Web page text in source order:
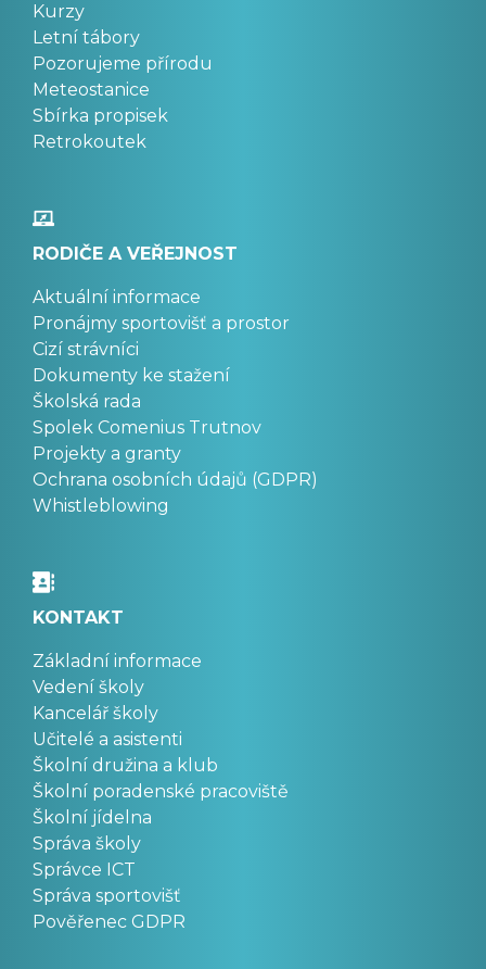
Kurzy
Letní tábory
Pozorujeme přírodu
Meteostanice
Sbírka propisek
Retrokoutek
RODIČE A VEŘEJNOST
Aktuální informace
Pronájmy sportovišť a prostor
Cizí strávníci
Dokumenty ke stažení
Školská rada
Spolek Comenius Trutnov
Projekty a granty
Ochrana osobních údajů (GDPR)
Whistleblowing
KONTAKT
Základní informace
Vedení školy
Kancelář školy
Učitelé a asistenti
Školní družina a klub
Školní poradenské pracoviště
Školní jídelna
Správa školy
Správce ICT
Správa sportovišť
Pověřenec GDPR